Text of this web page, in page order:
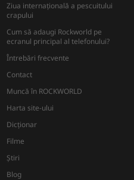
Ziua internațională a pescuitului
crapului
Cum să adaugi Rockworld pe
ecranul principal al telefonului?
Întrebări frecvente
Contact
Muncă în ROCKWORLD
Harta site-ului
Dicţionar
Filme
Știri
Blog